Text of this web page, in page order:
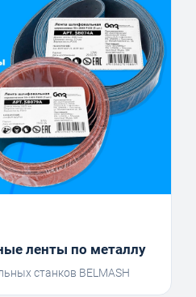
ленты по металлу
станков BELMASH